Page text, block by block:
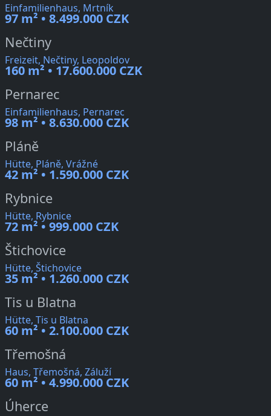
Einfamilienhaus, Mrtník
97 m² • 8.499.000 CZK
Nečtiny
Freizeit, Nečtiny, Leopoldov
160 m² • 17.600.000 CZK
Pernarec
Einfamilienhaus, Pernarec
98 m² • 8.630.000 CZK
Pláně
Hütte, Pláně, Vrážné
42 m² • 1.590.000 CZK
Rybnice
Hütte, Rybnice
72 m² • 999.000 CZK
Štichovice
Hütte, Štichovice
35 m² • 1.260.000 CZK
Tis u Blatna
Hütte, Tis u Blatna
60 m² • 2.100.000 CZK
Třemošná
Haus, Třemošná, Záluží
60 m² • 4.990.000 CZK
Úherce